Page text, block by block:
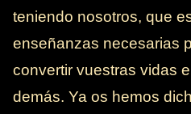
teniendo nosotros, que
enseñanzas necesarias
convertir vuestras vidas
demás. Ya os hemos